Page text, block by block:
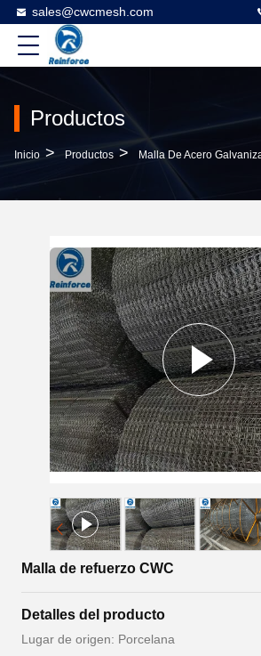
sales@cwcmesh.com
Productos
Inicio > Productos > Malla De Acero Galvanizado Reforzada
Malla de refuerzo CWC
Detalles del producto
Lugar de origen: Porcelana